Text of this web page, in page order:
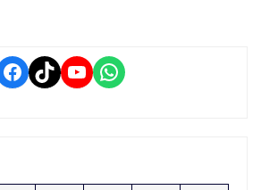
Facebook
TikTokYouTube
WhatsApp